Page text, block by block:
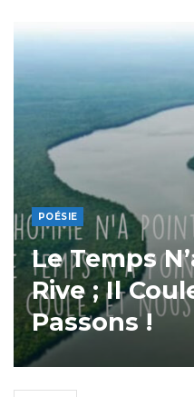
POÉSIE
Le Temps
Rive ; Il
Passons !